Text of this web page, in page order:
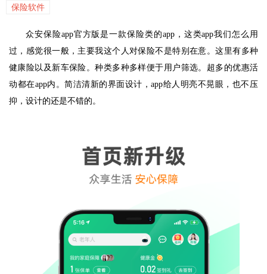
保险软件
众安保险app官方版是一款保险类的app，这类app我们怎么用
过，感觉很一般，主要我这个人对保险不是特别在意。这里有多种
健康险以及新车保险。种类多种多样便于用户筛选。超多的优惠活
动都在app内。简洁清新的界面设计，app给人明亮不晃眼，也不压
抑，设计的还是不错的。